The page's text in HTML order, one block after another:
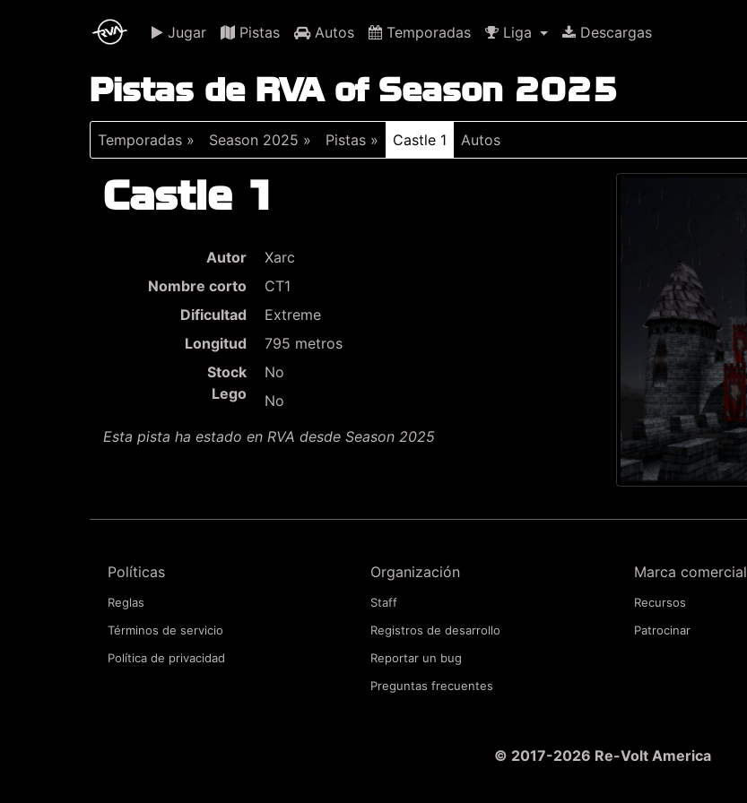
Jugar Pistas Autos Temporadas Liga Descargas
Pistas de RVA of Season 2025
Temporadas » Season 2025 » Pistas » Castle 1 Autos
Castle 1
Autor
Xarc
Nombre corto
CT1
Dificultad
Extreme
Longitud
795 metros
Stock
Lego
No
No
Esta pista ha estado en RVA desde Season 2025
Políticas
Reglas
Términos de servicio
Política de privacidad
Organización
Staff
Registros de desarrollo
Reportar un bug
Preguntas frecuentes
Marca comercial
Recursos
Patrocinar
© 2017-2026 Re-Volt America